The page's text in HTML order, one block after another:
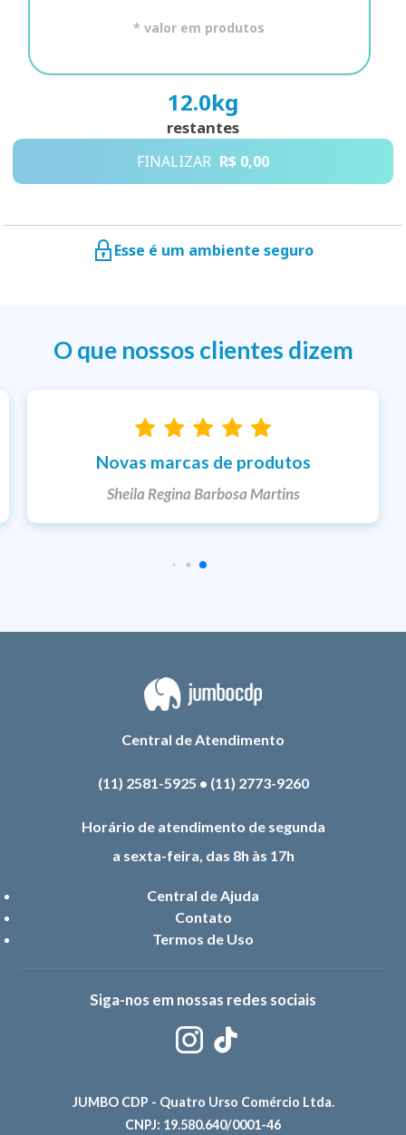
* valor em produtos
12.0kg
restantes
FINALIZAR R$ 0,00
Esse é um ambiente seguro
O que nossos clientes dizem
Entrega rápida
Ketlem
Central de Atendimento
(11) 2581-5925 • (11) 2773-9260
Horário de atendimento de segunda
a sexta-feira, das 8h às 17h
Central de Ajuda
Contato
Termos de Uso
Siga-nos em nossas redes sociais
JUMBO CDP - Quatro Urso Comércio Ltda.
CNPJ: 19.580.640/0001-46